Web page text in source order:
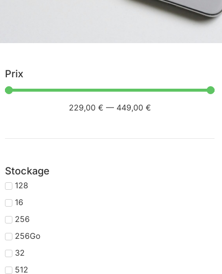
Prix
229,00 € — 449,00 €
Stockage
128
16
256
256Go
32
512